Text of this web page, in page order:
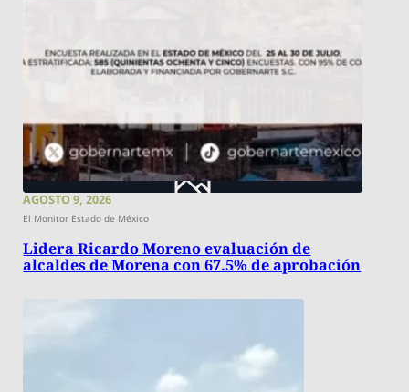
AGOSTO 9, 2026
El Monitor Estado de México
Lidera Ricardo Moreno evaluación de
alcaldes de Morena con 67.5% de aprobación